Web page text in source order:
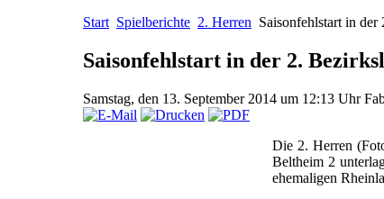
Start Spielberichte 2. Herren Saisonfehlstart in der
Saisonfehlstart in der 2.
Samstag, den 13. September 2014 um 12:13 Uhr
Die 2. Herren
Beltheim 2
ehemaligen